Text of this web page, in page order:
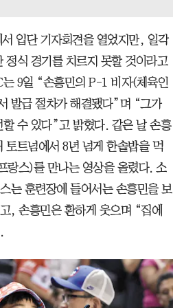
입단 기자회견을 열었지만, 일각
정식 경기를 치르지 못할 것이라고
9일 “손흥민의 P-1 비자(체육인
발급 절차가 해결됐다”며 “그가
수 있다”고 밝혔다. 같은 날 손흥
토트넘에서 8년 넘게 한솥밥을 먹
랑스)를 만나는 영상을 올렸다. 소
는 훈련장에 들어서는 손흥민을 보
, 손흥민은 환하게 웃으며 “집에